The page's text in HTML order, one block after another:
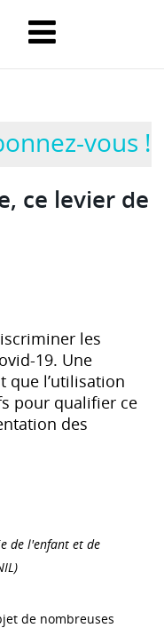
vous !
ce levier de
les
19. Une
que l’utilisation
pour qualifier ce
des
de l'enfant et de
de nombreuses